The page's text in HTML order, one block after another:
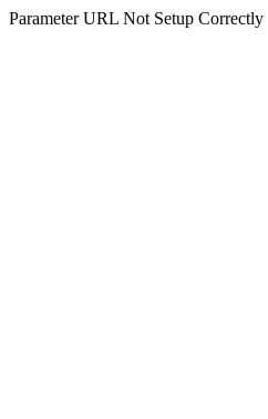
Parameter URL Not Setup Correctly